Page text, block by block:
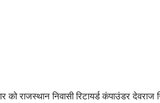
को राजस्थान निवासी रिटायर्ड कंपाउंडर